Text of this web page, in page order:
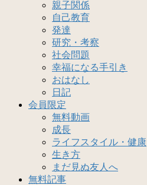
親子関係
自己教育
発達
研究・考察
社会問題
幸福になる手引き
おはなし
日記
会員限定
無料動画
成長
ライフスタイル・健康
生き方
まだ見ぬ友人へ
無料記事